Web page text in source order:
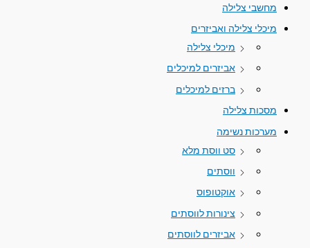
מחשבי צלילה
מיכלי צלילה ואביזרים
מיכלי צלילה
אביזרים למיכלים
ברזים למיכלים
מסכות צלילה
מערכות נשימה
סט ווסת מלא
ווסתים
אוקטופוס
צינורות לווסתים
אביזרים לווסתים